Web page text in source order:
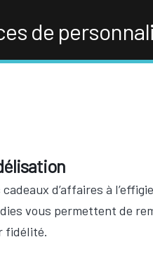
de
cadeaux d’affaires à
vous permettent de
fidélité.